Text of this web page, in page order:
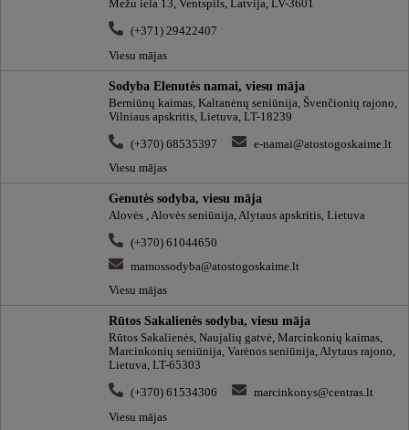
Mežu iela 13, Ventspils, Latvija, LV-3601
(+371) 29422407
Viesu mājas
Sodyba Elenutės namai, viesu māja
Berniūnų kaimas, Kaltanėnų seniūnija, Švenčionių rajono,
Vilniaus apskritis, Lietuva, LT-18239
(+370) 68535397
e-namai@atostogoskaime.lt
Viesu mājas
Genutės sodyba, viesu māja
Alovės , Alovės seniūnija, Alytaus apskritis, Lietuva
(+370) 61044650
mamossodyba@atostogoskaime.lt
Viesu mājas
Rūtos Sakalienės sodyba, viesu māja
Rūtos Sakalienės, Naujalių gatvė, Marcinkonių kaimas,
Marcinkonių seniūnija, Varėnos seniūnija, Alytaus rajono,
Lietuva, LT-65303
(+370) 61534306
marcinkonys@centras.lt
Viesu mājas